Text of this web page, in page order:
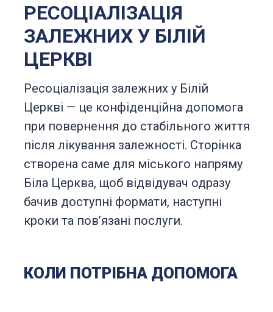
РЕСОЦІАЛІЗАЦІЯ
ЗАЛЕЖНИХ У БІЛІЙ
ЦЕРКВІ
Ресоціалізація залежних у Білій
Церкві — це конфіденційна допомога
при повернення до стабільного життя
після лікування залежності. Сторінка
створена саме для міського напряму
Біла Церква, щоб відвідувач одразу
бачив доступні формати, наступні
кроки та повʼязані послуги.
КОЛИ ПОТРІБНА ДОПОМОГА